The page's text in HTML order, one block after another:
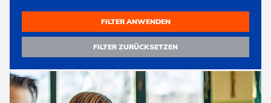
Teamevents